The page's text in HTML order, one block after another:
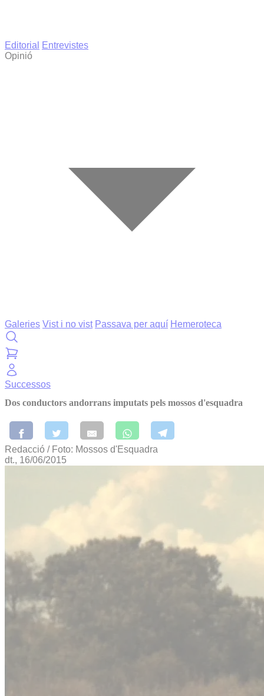
Editorial
Entrevistes
Opinió
Galeries Vist i no vist Passava per aquí Hemeroteca
Successos
Dos conductors andorrans imputats pels mossos d'esquadra
Redacció / Foto: Mossos d'Esquadra
dt., 16/06/2015